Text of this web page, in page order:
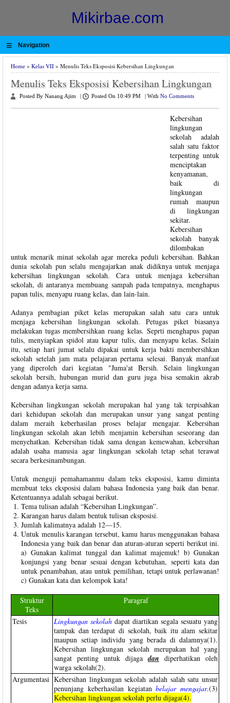
Mikirbae.com
≡ Navigation
Home » Kelas VII » Menulis Teks Eksposisi Kebersihan Lingkungan
Menulis Teks Eksposisi Kebersihan Lingkungan
Posted By Nanang Ajim Posted On 10:49 PM With No Comments
Kebersihan
lingkungan
sekolah adalah
salah satu faktor
terpenting untuk
menciptakan
kenyamanan,
baik di
lingkungan
rumah maupun
di lingkungan
sekitar.
Kebersihan
sekolah banyak
dilombakan
untuk menarik minat sekolah agar mereka peduli kebersihan. Bahkan
dunia sekolah pun selalu mengajarkan anak didiknya untuk menjaga
kebersihan lingkungan sekolah. Cara untuk menjaga kebersihan
sekolah, di antaranya membuang sampah pada tempatnya, menghapus
papan tulis, menyapu ruang kelas, dan lain-lain.
Adanya pembagian piket kelas merupakan salah satu cara untuk
menjaga kebersihan lingkungan sekolah. Petugas piket biasanya
melakukan tugas membersihkan ruang kelas. Seprti menghapus papan
tulis, menyiapkan spidol atau kapur tulis, dan menyapu kelas. Selain
itu, setiap hari jumat selalu dipakai untuk kerja bakti membersihkan
sekolah setelah jam mata pelajaran pertama selesai. Banyak manfaat
yang diperoleh dari kegiatan "Juma'at Bersih. Selain lingkungan
sekolah bersih, hubungan murid dan guru juga bisa semakin akrab
dengan adanya kerja sama.
Kebersihan lingkungan sekolah merupakan hal yang tak terpisahkan
dari kehidupan sekolah dan merupakan unsur yang sangat penting
dalam meraih keberhasilan proses belajar mengajar. Kebersihan
lingkungan sekolah akan lebih menjamin kebersihan seseorang dan
menyehatkan. Kebersihan tidak sama dengan kemewahan, kebersihan
adalah usaha manusia agar lingkungan sekolah tetap sehat terawat
secara berkesinambungan.
Untuk menguji pemahamanmu dalam teks eksposisi, kamu diminta
membuat teks eksposisi dalam bahasa Indonesia yang baik dan benar.
Ketentuannya adalah sebagai berikut.
Tema tulisan adalah “Kebersihan Lingkungan”.
Karangan harus dalam bentuk tulisan eksposisi.
Jumlah kalimatnya adalah 12—15.
Untuk menulis karangan tersebut, kamu harus menggunakan bahasa
Indonesia yang baik dan benar dan aturan-aturan seperti berikut ini.
a) Gunakan kalimat tunggal dan kalimat majemuk! b) Gunakan
konjungsi yang benar sesuai dengan kebutuhan, seperti kata dan
untuk penambahan, atau untuk pemilihan, tetapi untuk perlawanan!
c) Gunakan kata dan kelompok kata!
Struktur
Teks
Paragraf
Tesis Lingkungan sekolah dapat diartikan segala sesuatu yang
tampak dan terdapat di sekolah, baik itu alam sekitar
maupun setiap individu yang berada di dalamnya(1).
Kebersihan lingkungan sekolah merupakan hal yang
sangat penting untuk dijagadan diperhatikan oleh
warga sekolah(2).
Argumentasi Kebersihan lingkungan sekolah adalah salah satu unsur
penunjang keberhasilan kegiatanbelajar mengajar.(3)
Kebersihan lingkungan sekolah perlu dijaga(4).